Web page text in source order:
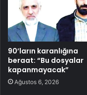
90’ların karanlığına
beraat: “Bu dosyalar
kapanmayacak”
Ağustos 6, 2026